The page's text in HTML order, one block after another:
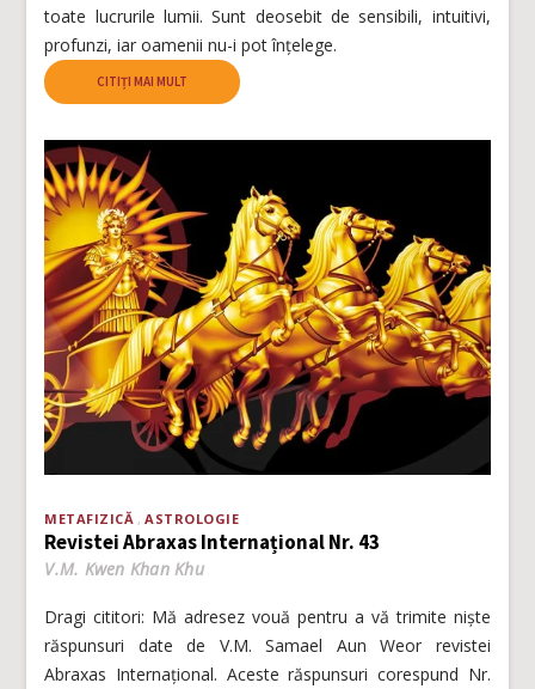
toate lucrurile lumii. Sunt deosebit de sensibili, intuitivi,
profunzi, iar oamenii nu-i pot înțelege.
CITIȚI MAI MULT
METAFIZICĂ ASTROLOGIE
Revistei Abraxas Internațional Nr. 43
V.M. Kwen Khan Khu
Dragi cititori: Mă adresez vouă pentru a vă trimite niște
răspunsuri date de V.M. Samael Aun Weor revistei
Abraxas Internațional. Aceste răspunsuri corespund Nr.